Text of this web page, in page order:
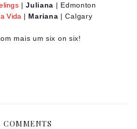
|Juliana | Edmonton
Vida | Mariana | Calgary
mais um six on six!
COMMENTS